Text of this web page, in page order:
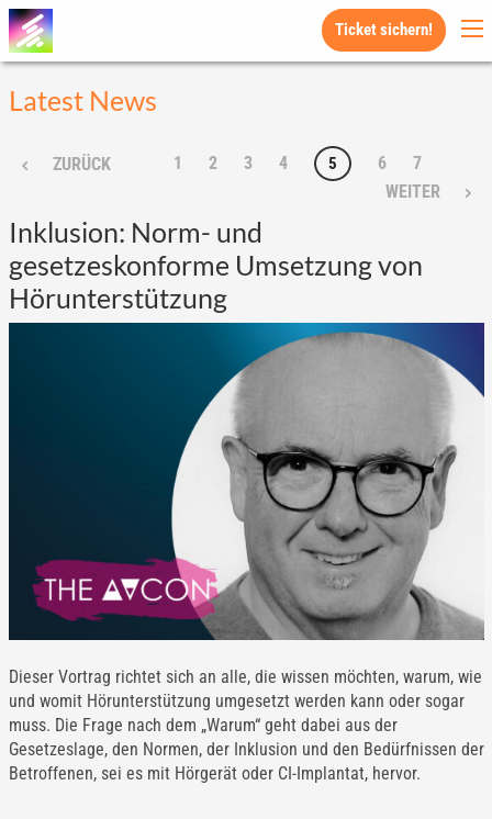
Ticket sichern!
Latest News
ZURÜCK 1 2 3 4 5 6
7
WEITER
Inklusion: Norm- und
gesetzeskonforme Umsetzung von
Hörunterstützung
Dieser Vortrag richtet sich an alle, die wissen möchten, warum, wie
und womit Hörunterstützung umgesetzt werden kann oder sogar
muss. Die Frage nach dem „Warum“ geht dabei aus der
Gesetzeslage, den Normen, der Inklusion und den Bedürfnissen der
Betroffenen, sei es mit Hörgerät oder CI-Implantat, hervor.